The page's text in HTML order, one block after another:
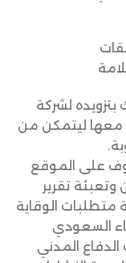
بتزويده لشركة
معها ليتمكن من
على الموقع
تقرير
متطلبات الوقاية
السعودي
المدني